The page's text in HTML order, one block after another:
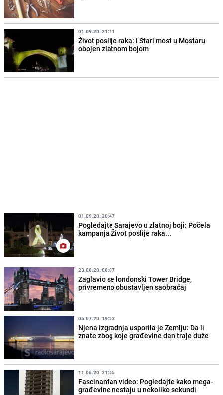
01.09.20. 21:11
Život poslije raka: I Stari most u Mostaru
obojen zlatnom bojom
01.09.20. 20:47
Pogledajte Sarajevo u zlatnoj boji: Počela
kampanja Život poslije raka...
23.08.20. 08:07
Zaglavio se londonski Tower Bridge,
privremeno obustavljen saobraćaj
05.07.20. 19:23
Njena izgradnja usporila je Zemlju: Da li
znate zbog koje građevine dan traje duže
11.06.20. 21:55
Fascinantan video: Pogledajte kako mega-
građevine nestaju u nekoliko sekundi